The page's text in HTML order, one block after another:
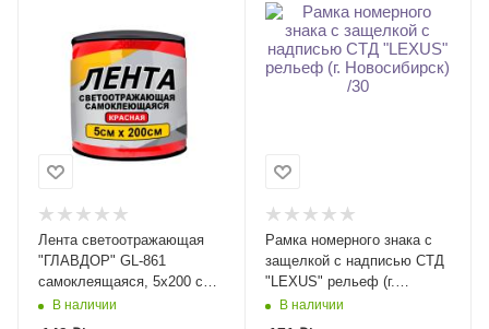
Лента светоотражающая
"ГЛАВДОР" GL-861
самоклеящаяся, 5х200 см,
красная /30
В наличии
Рамка номерного знака с
защелкой с надписью СТД
"LEXUS" рельеф (г.
Новосибирск) /30
В наличии